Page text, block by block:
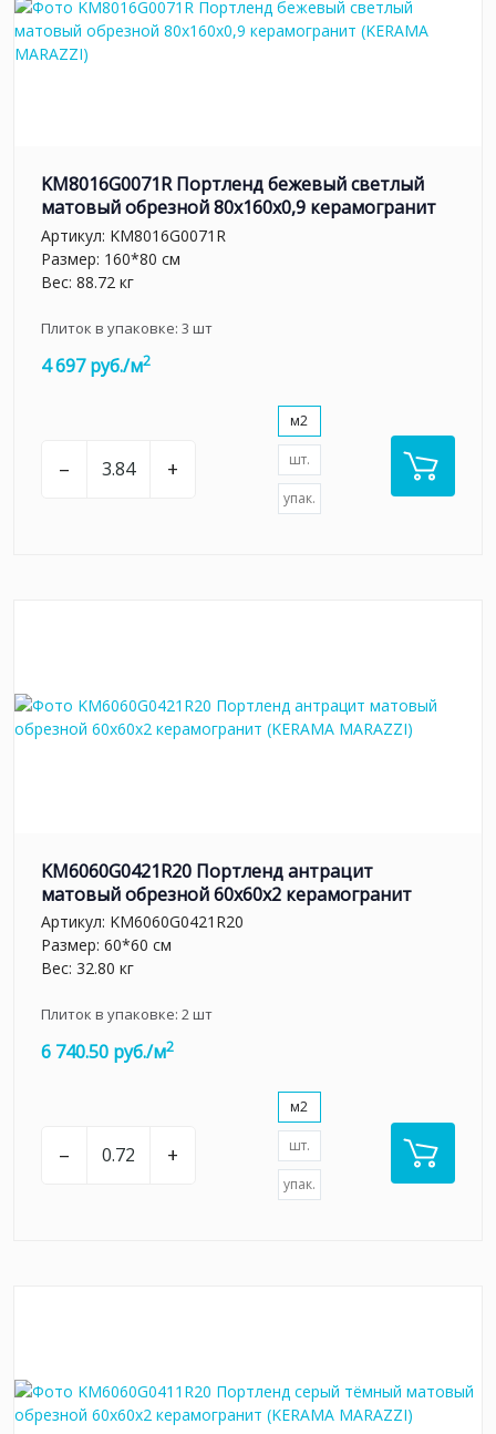
KM8016G0071R Портленд бежевый светлый
матовый обрезной 80x160x0,9 керамогранит
Артикул: KM8016G0071R
Размер: 160*80 см
Вес: 88.72 кг
Плиток в упаковке: 3 шт
4 697 руб./м2
– +
м2
шт.
упак.
KM6060G0421R20 Портленд антрацит
матовый обрезной 60x60x2 керамогранит
Артикул: KM6060G0421R20
Размер: 60*60 см
Вес: 32.80 кг
Плиток в упаковке: 2шт
6 740.50 руб./м2
– +
м2
шт.
упак.